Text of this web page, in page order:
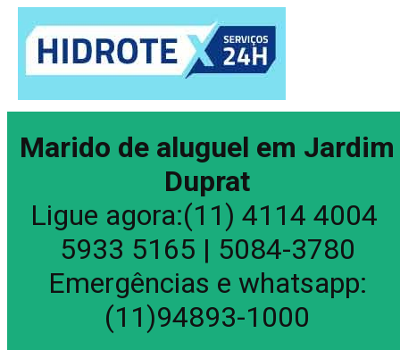
Marido de aluguel em Jardim
Duprat
Ligue agora:(11) 4114 4004
5933 5165 | 5084-3780
Emergências e whatsapp:
(11)94893-1000